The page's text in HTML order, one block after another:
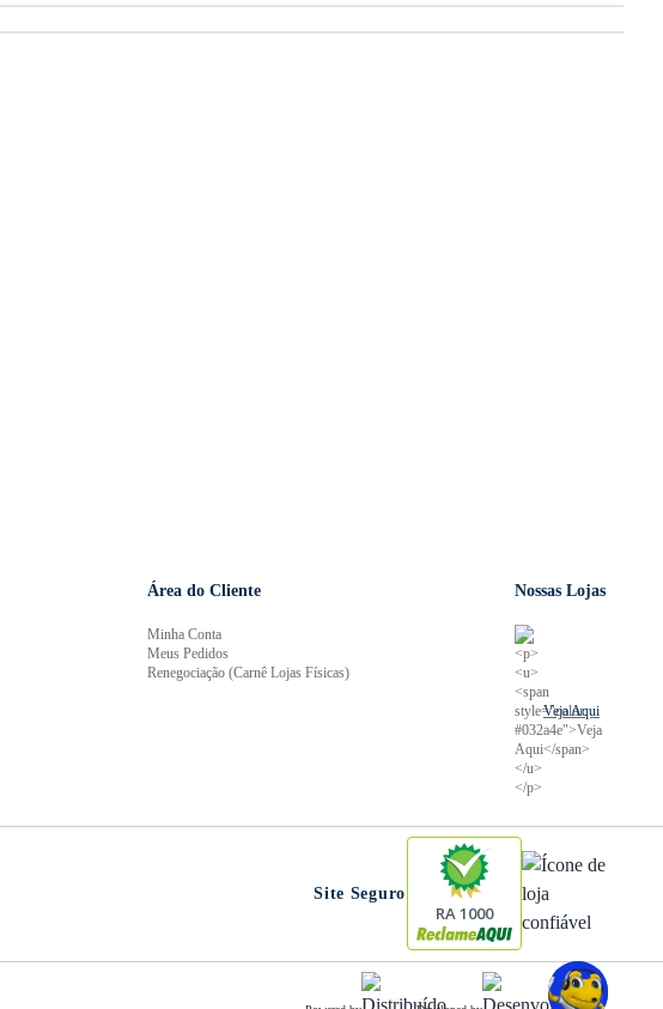
Área do Cliente
Minha Conta
Meus Pedidos
Renegociação (Carnê Lojas Físicas)
Nossas Lojas
Veja Aqui
Site Seguro
RA 1000